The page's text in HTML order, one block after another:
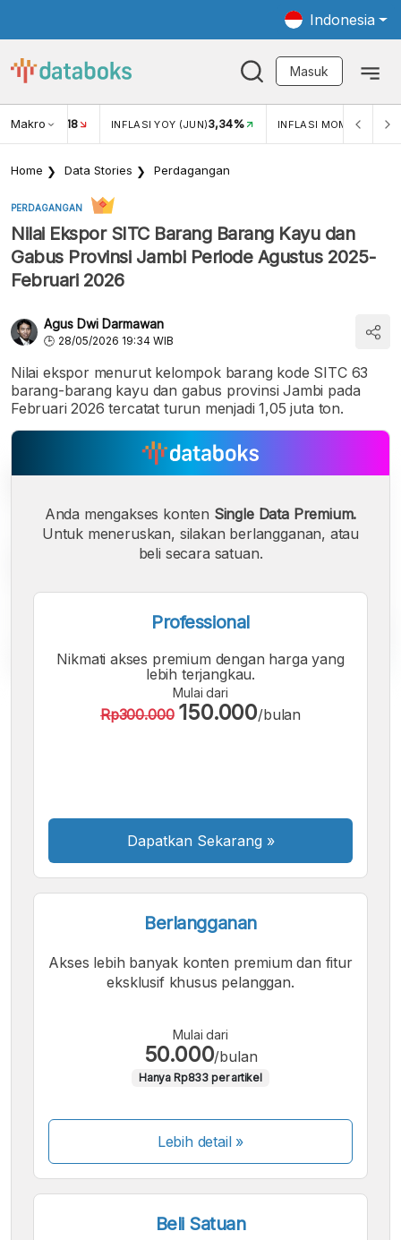
Indonesia
Masuk
Makro
USD/IDR 18 INFLASI YOY (JUN)3,34% INFLASI MOM (JUN)
Home Data Stories Perdagangan
PERDAGANGAN
Nilai Ekspor SITC Barang Barang Kayu dan
Gabus Provinsi Jambi Periode Agustus 2025-
Februari 2026
Agus Dwi Darmawan
28/05/2026 19:34 WIB
Nilai ekspor menurut kelompok barang kode SITC 63
barang-barang kayu dan gabus provinsi Jambi pada
Februari 2026 tercatat turun menjadi 1,05 juta ton.
Font
A
Font
A
Font
Anda mengakses konten Single Data Premium.
Untuk meneruskan, silakan berlangganan, atau
beli secara satuan.
Professional
Nikmati akses premium dengan harga yang
lebih terjangkau.
Mulai dari
Rp300.000 150.000/bulan
Dapatkan Sekarang »
Berlangganan
Akses lebih banyak konten premium dan fitur
eksklusif khusus pelanggan.
Mulai dari
50.000/bulan
Hanya Rp833 per artikel
Lebih detail »
Beli Satuan